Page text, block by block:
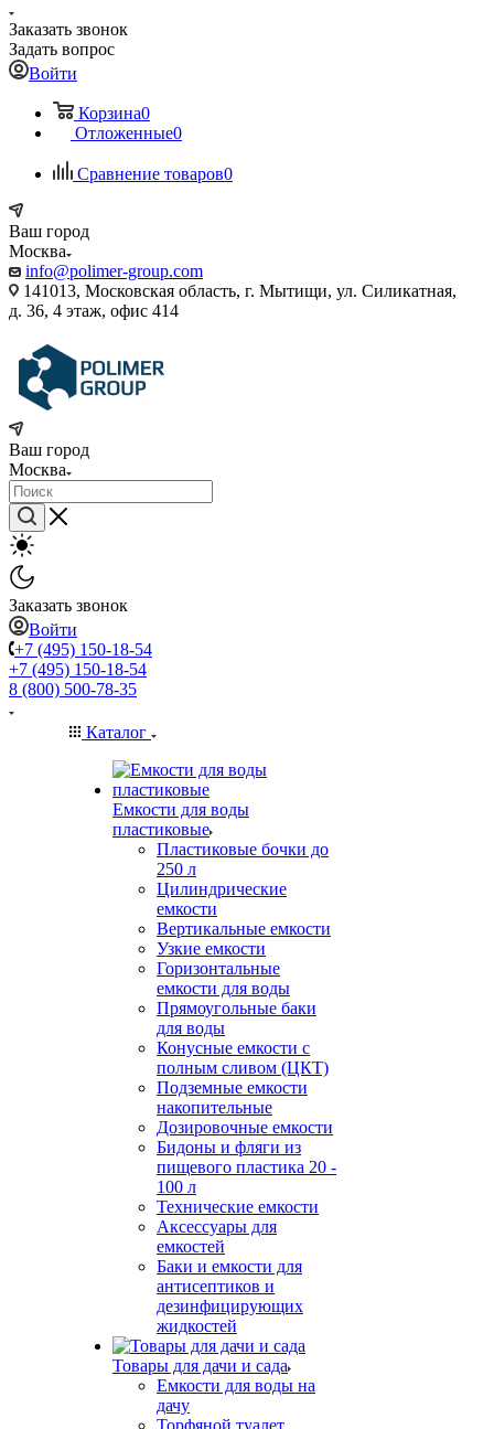
Заказать звонок
Задать вопрос
Войти
Корзина0
Отложенные0
Сравнение товаров0
Ваш город
Москва
info@polimer-group.com
141013, Московская область, г. Мытищи, ул. Силикатная,
д. 36, 4 этаж, офис 414
Ваш город
Москва
Заказать звонок
Войти
+7 (495) 150-18-54
+7 (495) 150-18-54
8 (800) 500-78-35
Каталог
Емкости для воды
пластиковые
Пластиковые бочки до
250 л
Цилиндрические
емкости
Вертикальные емкости
Узкие емкости
Горизонтальные
емкости для воды
Прямоугольные баки
для воды
Конусные емкости с
полным сливом (ЦКТ)
Подземные емкости
накопительные
Дозировочные емкости
Бидоны и фляги из
пищевого пластика 20 -
100 л
Технические емкости
Аксессуары для
емкостей
Баки и емкости для
антисептиков и
дезинфицирующих
жидкостей
Товары для дачи и сада
Емкости для воды на
дачу
Торфяной туалет